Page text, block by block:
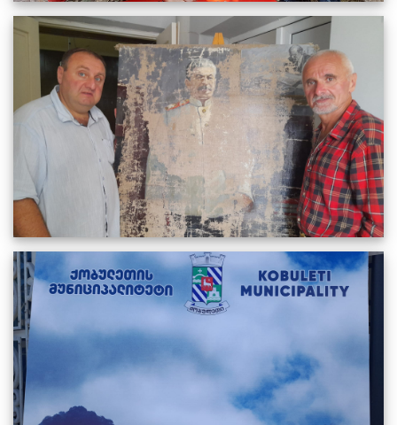
მუზეუმის სოც-არტის ნიმუშებით დაინტერესდა ცნობილი
ფერმწერი, იმპრესიონისტი შალვა ფაჩოშვილი
04.08.2022 1987 სრულიად
ბათუმის საერთაშორისო მუსიკალური ფესტივალი
საქართველოს მუნიციპალიტეტებს მასპინძლობს.
27.07.2022 1851 სრულიად